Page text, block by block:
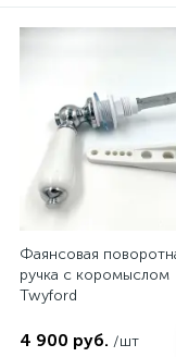
Фаянсовая
ручка с коромыслом
Twyford
4 900 руб. /шт